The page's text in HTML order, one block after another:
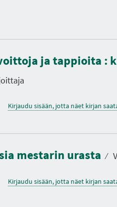
ja tappioita :
Kirjaudu sisään, jotta näet kirjan
mestarin urasta ⁄
Kirjaudu sisään, jotta näet kirjan